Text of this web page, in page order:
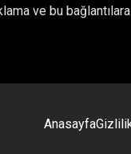
ve bu
Anasayfa